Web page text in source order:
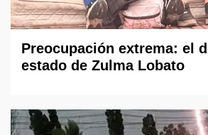
Preocupación extrema: el
estado de Zulma Lobato